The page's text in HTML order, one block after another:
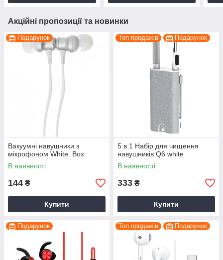
Акційні пропозиції та новинки
Подарунок
Вакуумні навушники з
мікрофоном White. Box
В наявності
144 ₴
Купити
Топ продажів Подарунок
5 в 1 Набір для чищення
навушників Q6 white
В наявності
333 ₴
Купити
Подарунок Топ продажів Подарунок